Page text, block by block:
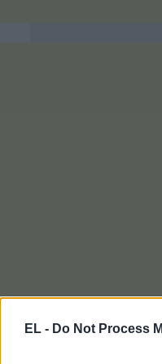
EL - Do Not Process